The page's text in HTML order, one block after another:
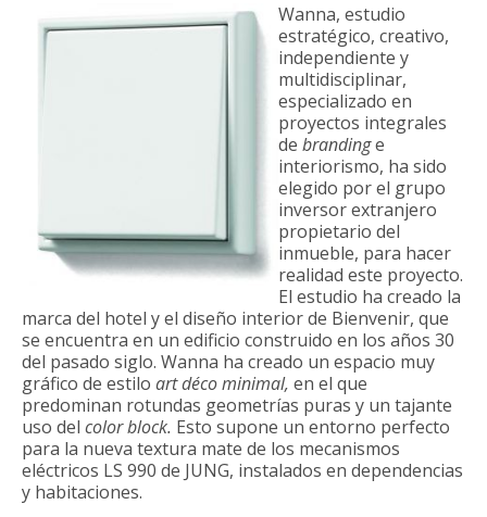
Wanna, estudio
estratégico, creativo,
independiente y
multidisciplinar,
especializado en
proyectos integrales
de brandinge
interiorismo, ha sido
elegido por el grupo
inversor extranjero
propietario del
inmueble, para hacer
realidad este proyecto.
El estudio ha creado la
marca del hotel y el diseño interior de Bienvenir, que
se encuentra en un edificio construido en los años 30
del pasado siglo. Wanna ha creado un espacio muy
gráfico de estilo art déco minimal, en el que
predominan rotundas geometrías puras y un tajante
uso del colorblock. Esto supone un entorno perfecto
para la nueva textura mate de los mecanismos
eléctricos LS 990 de JUNG, instalados en dependencias
y habitaciones.